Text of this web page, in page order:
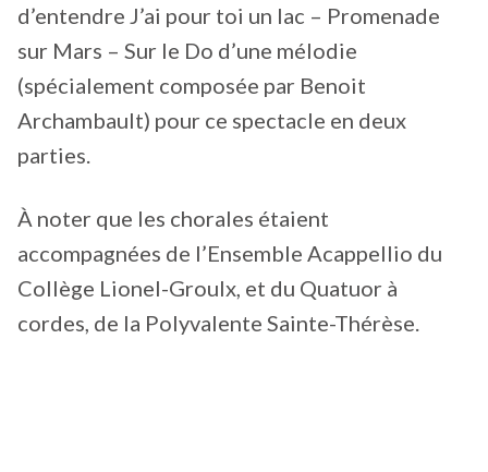
d’entendre J’ai pour toi un lac – Promenade
sur Mars – Sur le Do d’une mélodie
(spécialement composée par Benoit
Archambault) pour ce spectacle en deux
parties.
À noter que les chorales étaient
accompagnées de l’Ensemble Acappellio du
Collège Lionel-Groulx, et du Quatuor à
cordes, de la Polyvalente Sainte-Thérèse.